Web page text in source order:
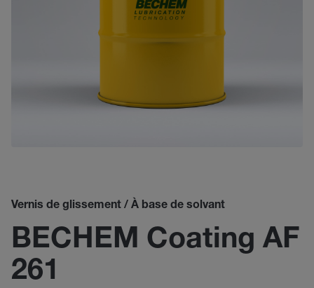
Vernis de glissement / À base de solvant
BECHEM Coating AF
261